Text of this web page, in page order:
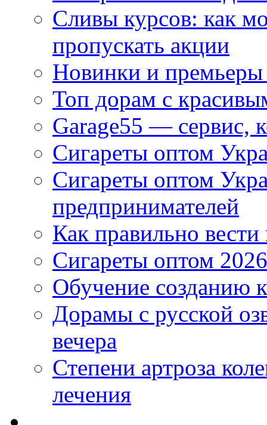
Сливы курсов: как
пропускать акции
Новинки и
Топ дорам с
Garage55 — сервис,
Сигареты оптом
Сигареты оптом
предпринимателей
Как правильно
Сигареты оптом
Обучение созданию
Дорамы с русской
вечера
Степени артроза
лечения